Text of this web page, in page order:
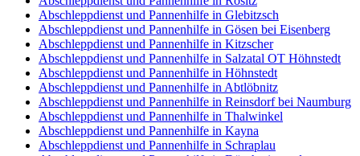
Abschleppdienst und Pannenhilfe in Glebitzsch
Abschleppdienst und Pannenhilfe in Gösen bei Eisenberg
Abschleppdienst und Pannenhilfe in Kitzscher
Abschleppdienst und Pannenhilfe in Salzatal OT Höhnstedt
Abschleppdienst und Pannenhilfe in Höhnstedt
Abschleppdienst und Pannenhilfe in Abtlöbnitz
Abschleppdienst und Pannenhilfe in Reinsdorf bei Naumburg
Abschleppdienst und Pannenhilfe in Thalwinkel
Abschleppdienst und Pannenhilfe in Kayna
Abschleppdienst und Pannenhilfe in Schraplau